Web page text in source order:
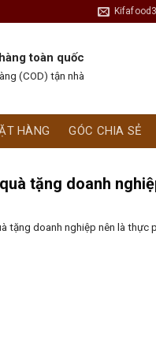
toàn quốc
(COD) tận nhà
HÀNG GÓC CHIA SẺ
tặng doanh
tặng doanh nghiệp nên là thực